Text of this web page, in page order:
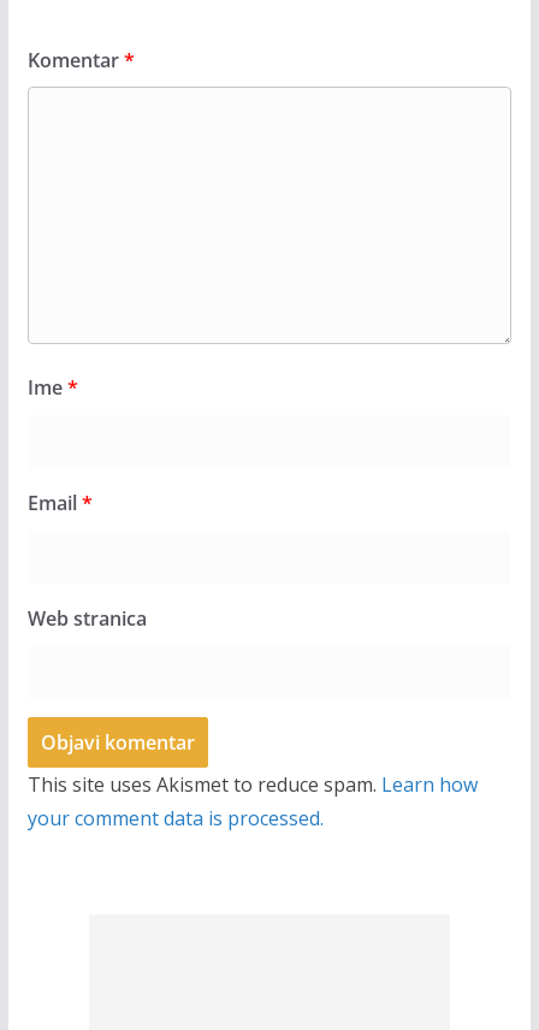
Komentar*
Ime*
Email*
Web stranica
This site uses Akismet to reduce spam. Learn how
your comment data is processed.